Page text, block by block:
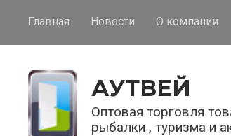
Главная Новости О компании
АУТВЕЙ
Оптовая торговля
рыбалки , туризма и